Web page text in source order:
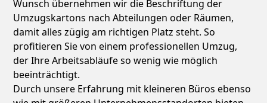
Wunsch übernehmen wir die Beschriftung der
Umzugskartons nach Abteilungen oder Räumen,
damit alles zügig am richtigen Platz steht. So
profitieren Sie von einem professionellen Umzug,
der Ihre Arbeitsabläufe so wenig wie möglich
beeinträchtigt.
Durch unsere Erfahrung mit kleineren Büros ebenso